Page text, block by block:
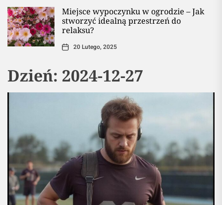
Miejsce wypoczynku w ogrodzie – Jak
stworzyć idealną przestrzeń do
relaksu?
20 Lutego, 2025
Dzień: 2024-12-27